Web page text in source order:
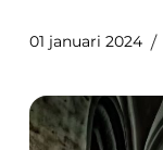
01 januari 2024